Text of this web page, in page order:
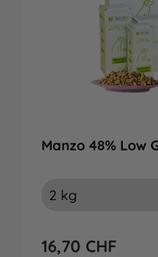
Manzo 48% Low
16,70 CHF